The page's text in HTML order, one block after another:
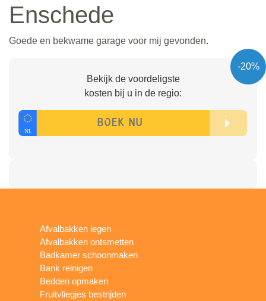
Enschede
Goede en bekwame garage voor mij gevonden.
-20%
Bekijk de voordeligste
kosten bij u in de regio:
Afvalbakken legen
Afvalbakken ontsmetten
Badkamer schoonmaken
Bank reinigen
Bedden opmaken
Fruitvliegjes bestrijden